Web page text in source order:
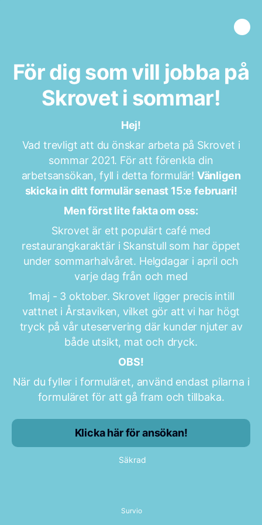
För dig som vill jobba på
Skrovet i sommar!
Hej!
Vad trevligt att du önskar arbeta på Skrovet i
sommar 2021. För att förenkla din
arbetsansökan, fyll i detta formulär! Vänligen
skicka in ditt formulär senast 15:e februari!
Men först lite fakta om oss:
Skrovet är ett populärt café med
restaurangkaraktär i Skanstull som har öppet
under sommarhalvåret. Helgdagar i april och
varje dag från och med
1maj - 3 oktober. Skrovet ligger precis intill
vattnet i Årstaviken, vilket gör att vi har högt
tryck på vår uteservering där kunder njuter av
både utsikt, mat och dryck.
OBS!
När du fyller i formuläret, använd endast pilarna i
formuläret för att gå fram och tillbaka.
Klicka här för ansökan!
Säkrad
Survio